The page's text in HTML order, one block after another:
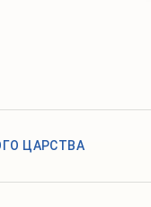
ЦАРСТВА